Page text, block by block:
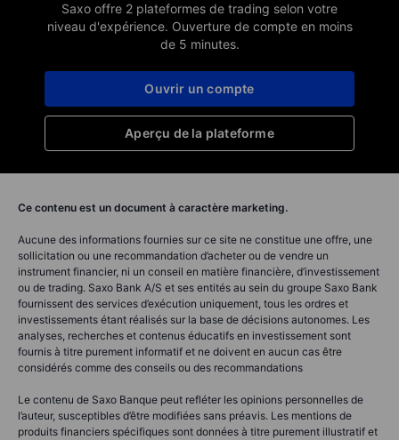
Saxo offre 2 plateformes de trading selon votre
niveau d'expérience. Ouverture de compte en moins
de 5 minutes.
Aperçu de la plateforme
Ouvrir un compte
Ce contenu est un document à caractère marketing.
Aucune des informations fournies sur ce site ne constitue une offre, une
sollicitation ou une recommandation d’acheter ou de vendre un
instrument financier, ni un conseil en matière financière, d’investissement
ou de trading. Saxo Bank A/S et ses entités au sein du groupe Saxo Bank
fournissent des services d’exécution uniquement, tous les ordres et
investissements étant réalisés sur la base de décisions autonomes. Les
analyses, recherches et contenus éducatifs en investissement sont
fournis à titre purement informatif et ne doivent en aucun cas être
considérés comme des conseils ou des recommandations
Le contenu de Saxo Banque peut refléter les opinions personnelles de
l’auteur, susceptibles d’être modifiées sans préavis. Les mentions de
produits financiers spécifiques sont données à titre purement illustratif et